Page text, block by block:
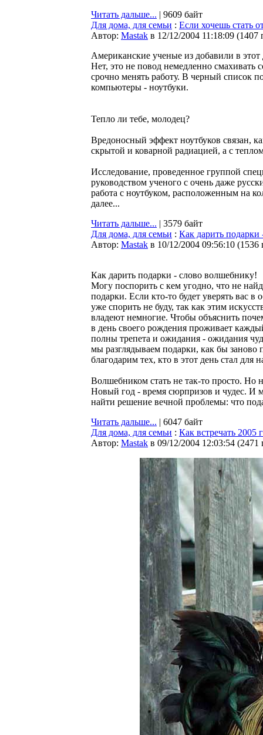
Читать дальше... | 9609 байт
Для дома, для семьи : Если хочешь стать
Автор: Мastak в 12/12/2004 11:18:09 (1407
Американские ученые из добавили в
Нет, это не повод немедленно смахивать
срочно менять работу. В черный список
компьютеры - ноутбуки.
Тепло ли тебе, молодец?
Вредоносный эффект ноутбуков связан,
скрытой и коварной радиацией, а с
Исследование, проведенное группой
руководством ученого с очень даже
работа с ноутбуком, расположенным на
далее...
Читать дальше... | 3579 байт
Для дома, для семьи : Как дарить
Автор: Мastak в 10/12/2004 09:56:10 (1536
Как дарить подарки - слово волшебнику!
Могу поспорить с кем угодно, что не
подарки. Если кто-то будет уверять вас в
уже спорить не буду, так как этим
владеют немногие. Чтобы объяснить
в день своего рождения проживает
полны трепета и ожидания - ожидания
мы разглядываем подарки, как бы заново
благодарим тех, кто в этот день стал для
Волшебником стать не так-то просто. Но
Новый год - время сюрпризов и чудес. И
найти решение вечной проблемы: что
Читать дальше... | 6047 байт
Для дома, для семьи : Как встречать 2005
Автор: Мastak в 09/12/2004 12:03:54 (2471